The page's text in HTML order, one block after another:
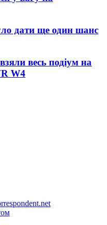
дати ще один шанс
весь подіум на
W4